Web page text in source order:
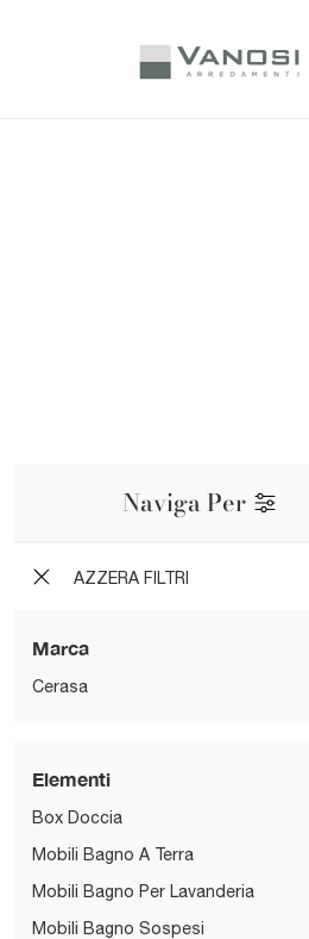
Naviga Per
AZZERA FILTRI
Marca
Cerasa
Elementi
Box Doccia
Mobili Bagno A Terra
Mobili Bagno Per Lavanderia
Mobili Bagno Sospesi